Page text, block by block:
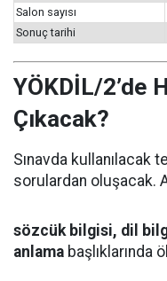
Salon sayısı
Sonuç tarihi
YÖKDİL/2’de
Çıkacak?
Sınavda
sorulardan oluşacak.
sözcük bilgisi, dil
anlama başlıklarında